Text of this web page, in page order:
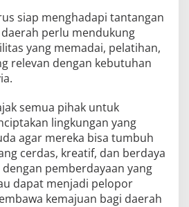
siap menghadapi tantangan
perlu mendukung
yang memadai, pelatihan,
relevan dengan kebutuhan
semua pihak untuk
lingkungan yang
agar mereka bisa tumbuh
cerdas, kreatif, dan berdaya
pemberdayaan yang
dapat menjadi pelopor
kemajuan bagi daerah